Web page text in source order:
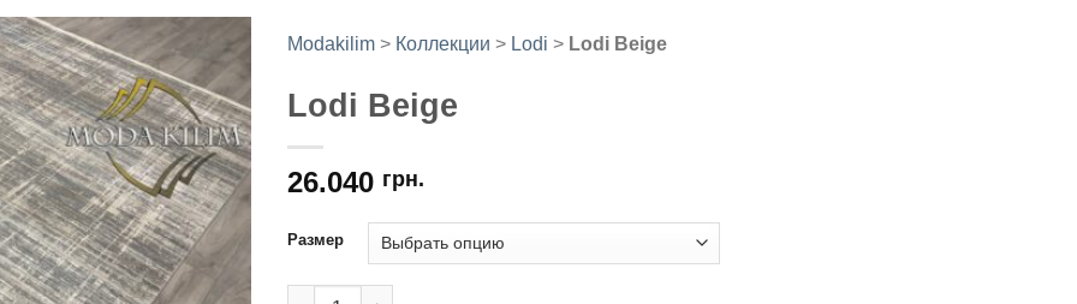
Добавить
в
избранное
Modakilim > Коллекции > Lodi > Lodi Beige
Lodi Beige
26.040 грн.
Размер
Количество товара Lodi Beige